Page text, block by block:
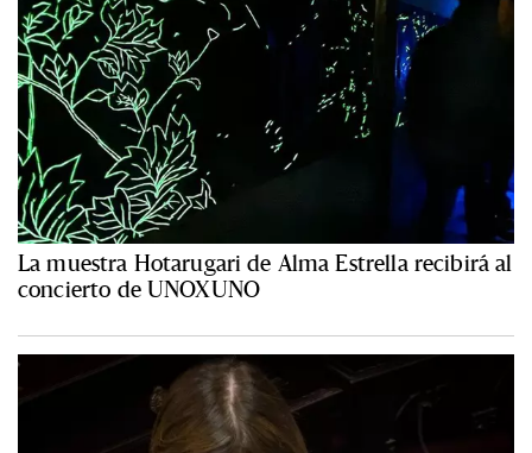
La muestra Hotarugari de Alma Estrella recibirá al
concierto de UNOXUNO